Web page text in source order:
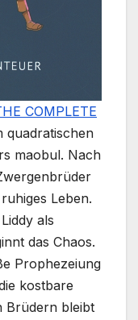
COMPLETE
quadratischen
maobul. Nach
Leben.
als
das Chaos.
Prophezeiung
kostbare
Brüdern bleibt